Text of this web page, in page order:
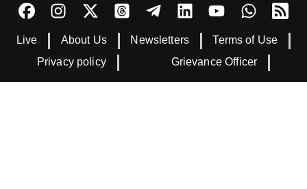
Live About Us Newsletters
Terms of Use
Privacy policy
Grievance Officer